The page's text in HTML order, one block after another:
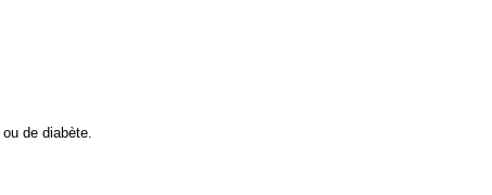
de diabète.